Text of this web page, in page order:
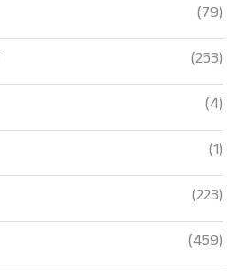
(79)
(253)
(4)
(1)
(223)
(459)